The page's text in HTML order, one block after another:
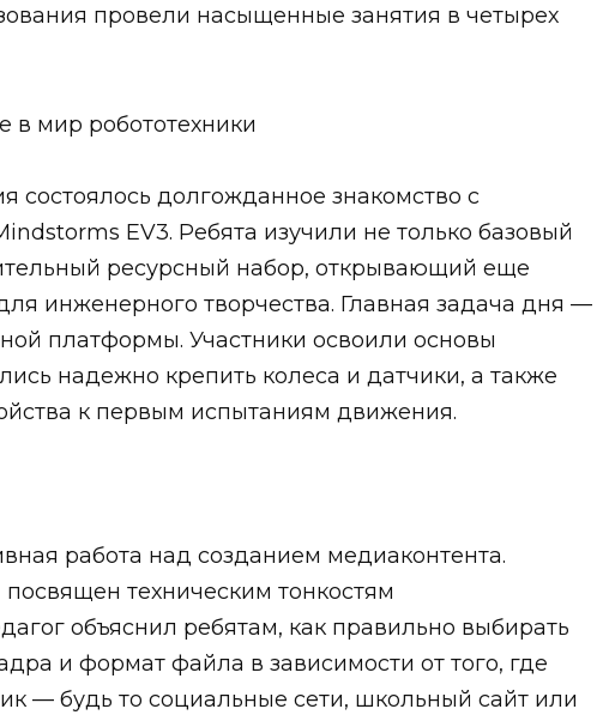
провели насыщенные занятия в четырех
в мир робототехники
состоялось долгожданное знакомство с
EV3. Ребята изучили не только базовый
ресурсный набор, открывающий еще
инженерного творчества. Главная задача дня —
платформы. Участники освоили основы
надежно крепить колеса и датчики, а также
к первым испытаниям движения.
работа над созданием медиаконтента.
техническим тонкостям
объяснил ребятам, как правильно выбирать
и формат файла в зависимости от того, где
— будь то социальные сети, школьный сайт или